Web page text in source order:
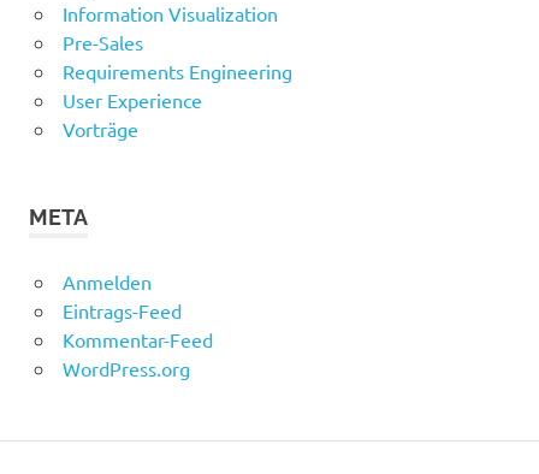
Information Visualization
Pre-Sales
Requirements Engineering
User Experience
Vorträge
META
Anmelden
Eintrags-Feed
Kommentar-Feed
WordPress.org